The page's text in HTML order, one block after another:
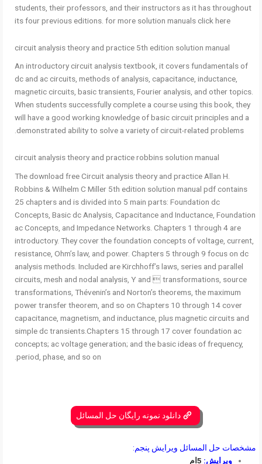
students, their professors, and their instructors as it has throughout
its four previous editions. for more solution manuals click here
circuit analysis theory and practice 5th edition solution manual
An introductory circuit analysis textbook, it covers fundamentals of
dc and ac circuits, methods of analysis, capacitance, inductance,
magnetic circuits, basic transients, Fourier analysis, and other topics.
When students successfully complete a course using this book, they
will have a good working knowledge of basic circuit principles and a
demonstrated ability to solve a variety of circuit-related problems.
circuit analysis theory and practice robbins solution manual
The download free Circuit analysis theory and practice Allan H.
Robbins & Wilhelm C Miller 5th edition solution manual pdf contains
25 chapters and is divided into 5 main parts: Foundation dc
Concepts, Basic dc Analysis, Capacitance and Inductance, Foundation
ac Concepts, and Impedance Networks. Chapters 1 through 4 are
introductory. They cover the foundation concepts of voltage, current,
resistance, Ohm’s law, and power. Chapters 5 through 9 focus on dc
analysis methods. Included are Kirchhoff’s laws, series and parallel
circuits, mesh and nodal analysis, Y and  transformations, source
transformations, Thévenin’s and Norton’s theorems, the maximum
power transfer theorem, and so on Chapters 10 through 14 cover
capacitance, magnetism, and inductance, plus magnetic circuits and
simple dc transients.Chapters 15 through 17 cover foundation ac
concepts; ac voltage generation; and the basic ideas of frequency,
period, phase, and so on.
دانلود نمونه رایگان حل المسائل
مشخصات حل المسائل ویرایش پنجم:
ویرایش: 5ام